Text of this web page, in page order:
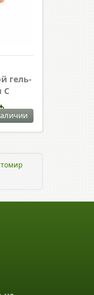
гель-
С